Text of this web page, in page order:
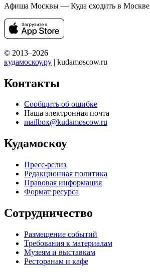
Афиша Москвы — Куда сходить в Москве
© 2013–2026
кудамоскоу.ру | kudamoscow.ru
Контакты
Сообщить об ошибке
Наша электронная почта
mailbox@kudamoscow.ru
Кудамоскоу
Пресс-релиз
Редакционная политика
Правовая информация
Формат ресурса
Сотрудничество
Размещение событий
Требования к материалам
Музеям и выставкам
Ресторанам и кафе